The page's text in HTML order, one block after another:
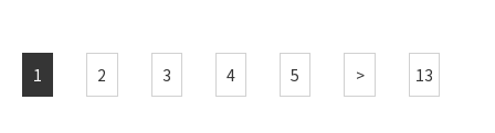
1 2 3 4 5 > 13